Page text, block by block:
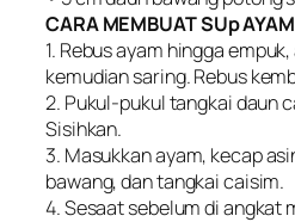
CARA MEMBUAT SUp
1. Rebus ayam hingga
kemudian saring. Rebus
2. Pukul-pukul tangkai daun
Sisihkan.
3. Masukkan ayam, kecap
bawang, dan tangkai caisim.
4. Sesaat sebelum di angkat